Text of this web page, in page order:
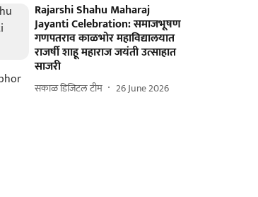
Rajarshi Shahu Maharaj
Jayanti Celebration: समाजभूषण
गणपतराव काळभोर महाविद्यालयात
राजर्षी शाहू महाराज जयंती उत्साहात
साजरी
सकाळ डिजिटल टीम 26 June 2026